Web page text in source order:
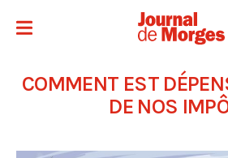
COMMENT EST
DE NOS